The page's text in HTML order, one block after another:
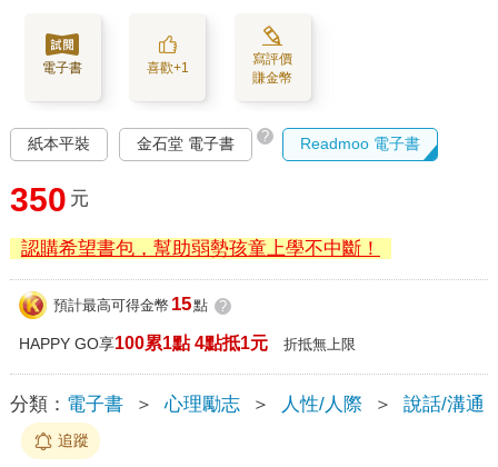
電子書 喜歡+1
寫評價
賺金幣
紙本平裝 金石堂 電子書 ? Readmoo 電子書
350 元
認購希望書包，幫助弱勢孩童上學不中斷！
預計最高可得金幣 15點 ?
HAPPY GO享100累1點 4點抵1元 折抵無上限
分類： 電子書 ＞ 心理勵志 ＞ 人性/人際 ＞ 說話/溝通
追蹤